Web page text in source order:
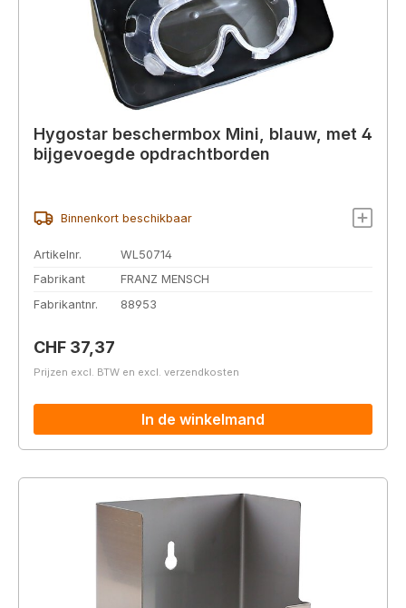
Hygostar beschermbox Mini, blauw, met 4
bijgevoegde opdrachtborden
Binnenkort beschikbaar
Artikelnr.
WL50714
Fabrikant
FRANZ MENSCH
Fabrikantnr.
88953
Normale prijs:
CHF 37,37
Prijzen excl. BTW en excl. verzendkosten
In de winkelmand